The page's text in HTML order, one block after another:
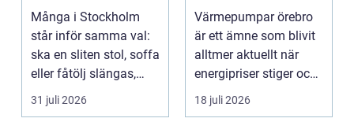
vackra möbler
Många i Stockholm
står inför samma val:
ska en sliten stol, soffa
eller fåtölj slängas,
säljas billi...
31 juli 2026
hus och
fastigheter
Värmepumpar örebro
är ett ämne som blivit
alltmer aktuellt när
energipriser stiger och
fler vill sän...
18 juli 2026